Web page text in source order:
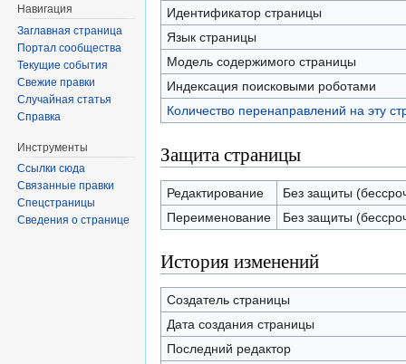
Идентификатор страницы
Язык страницы
Модель содержимого страницы
Индексация поисковыми роботами
Количество перенаправлений на эту
Защита страницы
Редактирование
Без защиты
Переименование
Без защиты
История изменений
Создатель страницы
Дата создания страницы
Последний редактор
Навигация
Заглавная страница
Портал сообщества
Текущие события
Свежие правки
Случайная статья
Справка
Инструменты
Ссылки сюда
Связанные правки
Спецстраницы
Сведения о странице